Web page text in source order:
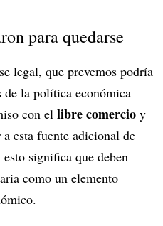
para quedarse
legal, que prevemos podría
de la política económica
con el libre comercio y
esta fuente adicional de
significa que deben
como un elemento